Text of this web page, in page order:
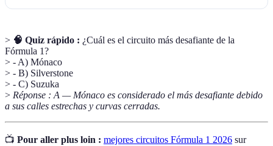
> 🧠 Quiz rápido : ¿Cuál es el circuito más desafiante de la
Fórmula 1?
> - A) Mónaco
> - B) Silverstone
> - C) Suzuka
> Réponse : A — Mónaco es considerado el más desafiante debido
a sus calles estrechas y curvas cerradas.
📺 Pour aller plus loin : mejores circuitos Fórmula 1 2026 sur